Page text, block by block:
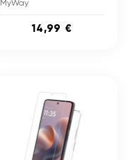
MyWay
14,99 €